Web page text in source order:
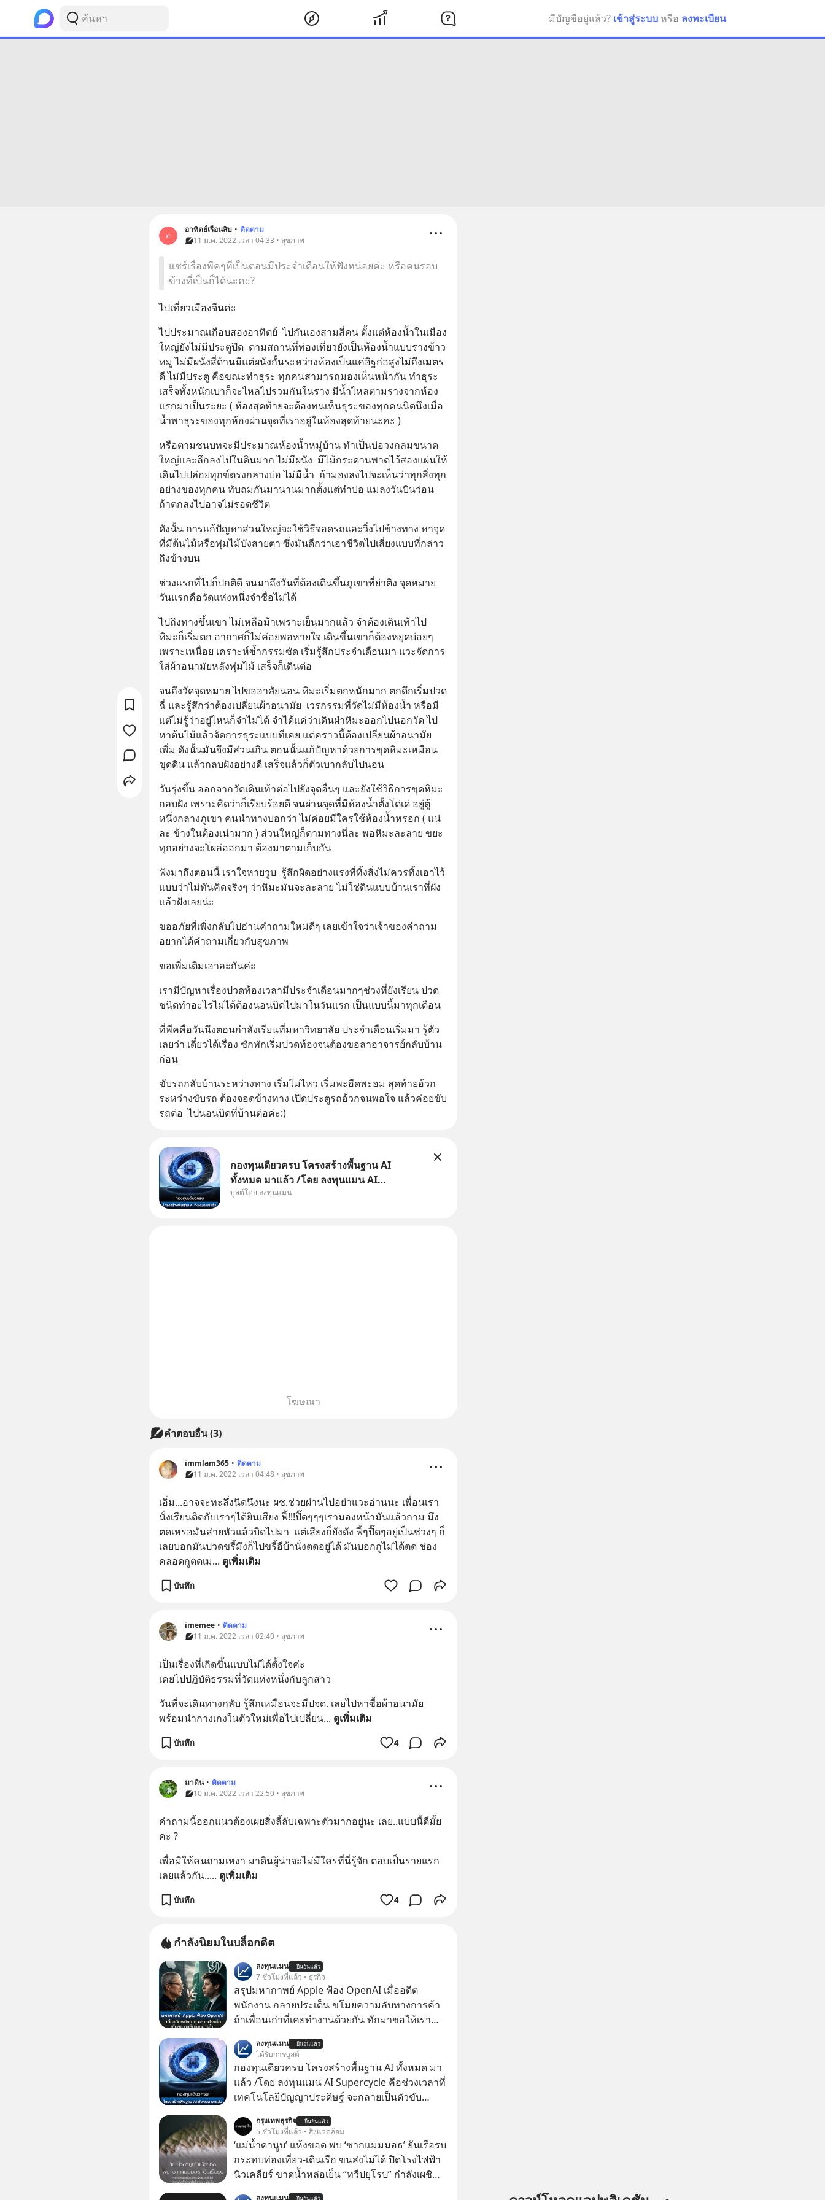
มีบัญชีอยู่แล้ว? เข้าสู่ระบบ หรือ ลงทะเบียน
อ
อาทิตย์เรือนสิบ • ติดตาม
11 ม.ค. 2022 เวลา 04:33 • สุขภาพ
แชร์เรื่องพีคๆที่เป็นตอนมีประจำเดือนให้ฟังหน่อยค่ะ หรือคนรอบ
ข้างที่เป็นก็ได้นะคะ?
ไปเที่ยวเมืองจีนค่ะ
ไปประมาณเกือบสองอาทิตย์  ไปกันเองสามสี่คน ตั้งแต่ห้องน้ำในเมือง
ใหญ่ยังไม่มีประตูปิด  ตามสถานที่ท่องเที่ยวยังเป็นห้องน้ำแบบรางข้าว
หมู ไม่มีผนังสี่ด้านมีแต่ผนังกั้นระหว่างห้องเป็นแค่อิฐก่อสูงไม่ถึงเมตร
ดี ไม่มีประตู คือขณะทำธุระ ทุกคนสามารถมองเห็นหน้ากัน ทำธุระ
เสร็จทั้งหนักเบาก็จะไหลไปรวมกันในราง มีน้ำไหลตามรางจากห้อง
แรกมาเป็นระยะ ( ห้องสุดท้ายจะต้องทนเห็นธุระของทุกคนนิดนึงเมื่อ
น้ำพาธุระของทุกห้องผ่านจุดที่เราอยู่ในห้องสุดท้ายนะคะ )
หรือตามชนบทจะมีประมาณห้องน้ำหมู่บ้าน ทำเป็นบ่อวงกลมขนาด
ใหญ่และลึกลงไปในดินมาก ไม่มีผนัง  มีไม้กระดานพาดไว้สองแผ่นให้
เดินไปปล่อยทุกข์ตรงกลางบ่อ ไม่มีน้ำ  ถ้ามองลงไปจะเห็นว่าทุกสิ่งทุก
อย่างของทุกคน ทับถมกันมานานมากตั้งแต่ทำบ่อ แมลงวันบินว่อน
ถ้าตกลงไปอาจไม่รอดชีวิต
ดังนั้น การแก้ปัญหาส่วนใหญ่จะใช้วิธีจอดรถและวิ่งไปข้างทาง หาจุด
ที่มีต้นไม้หรือพุ่มไม้บังสายตา ซึ่งมันดีกว่าเอาชีวิตไปเสี่ยงแบบที่กล่าว
ถึงข้างบน
ช่วงแรกที่ไปก็ปกติดี จนมาถึงวันที่ต้องเดินขึ้นภูเขาที่ย่าติง จุดหมาย
วันแรกคือวัดแห่งหนึ่งจำชื่อไม่ได้
ไปถึงทางขึ้นเขา ไม่เหลือม้าเพราะเย็นมากแล้ว จำต้องเดินเท้าไป
หิมะก็เริ่มตก อากาศก็ไม่ค่อยพอหายใจ เดินขึ้นเขาก็ต้องหยุดบ่อยๆ
เพราะเหนื่อย เคราะห์ซ้ำกรรมซัด เริ่มรู้สึกประจำเดือนมา แวะจัดการ
ใส่ผ้าอนามัยหลังพุ่มไม้ เสร็จก็เดินต่อ
จนถึงวัดจุดหมาย ไปขออาศัยนอน หิมะเริ่มตกหนักมาก ตกดึกเริ่มปวด
ฉี่ และรู้สึกว่าต้องเปลี่ยนผ้าอนามัย  เวรกรรมที่วัดไม่มีห้องน้ำ หรือมี
แต่ไม่รู้ว่าอยู่ไหนก็จำไม่ได้ จำได้แค่ว่าเดินฝ่าหิมะออกไปนอกวัด ไป
หาต้นไม้แล้วจัดการธุระแบบที่เคย แต่คราวนี้ต้องเปลี่ยนผ้าอนามัย
เพิ่ม ดังนั้นมันจึงมีส่วนเกิน ตอนนั้นแก้ปัญหาด้วยการขุดหิมะเหมือน
ขุดดิน แล้วกลบฝังอย่างดี เสร็จแล้วก็ตัวเบากลับไปนอน
วันรุ่งขึ้น ออกจากวัดเดินเท้าต่อไปยังจุดอื่นๆ และยังใช้วิธีการขุดหิมะ
กลบฝัง เพราะคิดว่าก็เรียบร้อยดี จนผ่านจุดที่มีห้องน้ำตั้งโด่เด่ อยู่ตู้
หนึ่งกลางภูเขา คนนำทางบอกว่า ไม่ค่อยมีใครใช้ห้องน้ำหรอก ( แน่
ละ ข้างในต้องเน่ามาก ) ส่วนใหญ่ก็ตามทางนี่ละ พอหิมะละลาย ขยะ
ทุกอย่างจะโผล่ออกมา ต้องมาตามเก็บกัน
ฟังมาถึงตอนนี้ เราใจหายวูบ  รู้สึกผิดอย่างแรงที่ทิ้งสิ่งไม่ควรทิ้งเอาไว้
แบบว่าไม่ทันคิดจริงๆ ว่าหิมะมันจะละลาย ไม่ใช่ดินแบบบ้านเราที่ฝัง
แล้วฝังเลยน่ะ
ขออภัยที่เพิ่งกลับไปอ่านคำถามใหม่ดีๆ เลยเข้าใจว่าเจ้าของคำถาม
อยากได้คำถามเกี่ยวกับสุขภาพ
ขอเพิ่มเติมเอาละกันค่ะ
เรามีปัญหาเรื่องปวดท้องเวลามีประจำเดือนมากๆช่วงที่ยังเรียน ปวด
ชนิดทำอะไรไม่ได้ต้องนอนบิดไปมาในวันแรก เป็นแบบนี้มาทุกเดือน
ที่พีคคือวันนึงตอนกำลังเรียนที่มหาวิทยาลัย ประจำเดือนเริ่มมา รู้ตัว
เลยว่า เดี๋ยวได้เรื่อง ซักพักเริ่มปวดท้องจนต้องขอลาอาจารย์กลับบ้าน
ก่อน
ขับรถกลับบ้านระหว่างทาง เริ่มไม่ไหว เริ่มพะอืดพะอม สุดท้ายอ้วก
ระหว่างขับรถ ต้องจอดข้างทาง เปิดประตูรถอ้วกจนพอใจ แล้วค่อยขับ
รถต่อ  ไปนอนบิดที่บ้านต่อค่ะ:)
กองทุนเดียวครบ โครงสร้างพื้นฐาน AI
ทั้งหมด มาแล้ว /โดย ลงทุนแมน AI
Supercycle คือช่วงเวลาที่เทคโนโลยีปัญญา
บูสต์โดย ลงทุนแมน
โฆษณา
คำตอบอื่น(3)
immlam365 • ติดตาม
11 ม.ค. 2022 เวลา 04:48 • สุขภาพ
เอิ่ม...อาจจะทะลึ่งนิดนึงนะ ผช.ช่วยผ่านไปอย่าแวะอ่านนะ เพื่อนเรา
นั่งเรียนติดกับเราๆได้ยินเสียง ฟี้!!!ปิ๊ดๆๆๆเรามองหน้ามันแล้วถาม มึง
ตดเหรอมันส่ายหัวแล้วบิดไปมา  แต่เสียงก็ยังดัง ฟี้ๆปิ๊ดๆอยู่เป็นช่วงๆ ก็
เลยบอกมันปวดขรี้มึงก็ไปขรี้อีบ้านั่งตดอยู่ได้ มันบอกกูไม่ได้ตด ช่อง
คลอดกูตดเม... ดูเพิ่มเติม
บันทึก
imemee • ติดตาม
11 ม.ค. 2022 เวลา 02:40 • สุขภาพ
เป็นเรื่องที่เกิดขึ้นแบบไม่ได้ตั้งใจค่ะ
เคยไปปฏิบัติธรรมที่วัดแห่งหนึ่งกับลูกสาว
วันที่จะเดินทางกลับ รู้สึกเหมือนจะมีปจด. เลยไปหาซื้อผ้าอนามัย
พร้อมนำกางเกงในตัวใหม่เพื่อไปเปลี่ยน... ดูเพิ่มเติม
บันทึก 4
มาดิน • ติดตาม
10 ม.ค. 2022 เวลา 22:50 • สุขภาพ
คำถามนี้ออกแนวต้องเผยสิ่งลี้ลับเฉพาะตัวมากอยู่นะ เลย..แบบนี้ดีมั้ย
คะ ?
เพื่อมิให้คนถามเหงา มาดินผู้น่าจะไม่มีใครที่นี่รู้จัก ตอบเป็นรายแรก
เลยแล้วกัน..... ดูเพิ่มเติม
บันทึก 4
กำลังนิยมในบล็อกดิต
ลงทุนแมน ยืนยันแล้ว
7 ชั่วโมงที่แล้ว • ธุรกิจ
สรุปมหากาพย์ Apple ฟ้อง OpenAI เมื่ออดีต
พนักงาน กลายประเด็น ขโมยความลับทางการค้า
ถ้าเพื่อนเก่าที่เคยทำงานด้วยกัน ทักมาขอให้เรา
เดียวกันลงทุนแมน ยืนยันแล้ว
ได้รับการบูสต์
กองทุนเดียวครบ โครงสร้างพื้นฐาน AI ทั้งหมด มา
แล้ว /โดย ลงทุนแมน AI Supercycle คือช่วงเวลาที่
เทคโนโลยีปัญญาประดิษฐ์ จะกลายเป็นตัวขับ
ชีวิตของผู้คนอย่างยาวนานต่อจากนี้
กรุงเทพธุรกิจ ยืนยันแล้ว
5 ชั่วโมงที่แล้ว • สิ่งแวดล้อม
‘แม่น้ำดานูบ’ แห้งขอด พบ ‘ซากแมมมอธ’ ยันเรือรบ
กระทบท่องเที่ยว-เดินเรือ ขนส่งไม่ได้ ปิดโรงไฟฟ้า
นิวเคลียร์ ขาดน้ำหล่อเย็น “ทวีปยุโรป” กำลังเผชิญ
ลงทุนแมน ยืนยันแล้ว